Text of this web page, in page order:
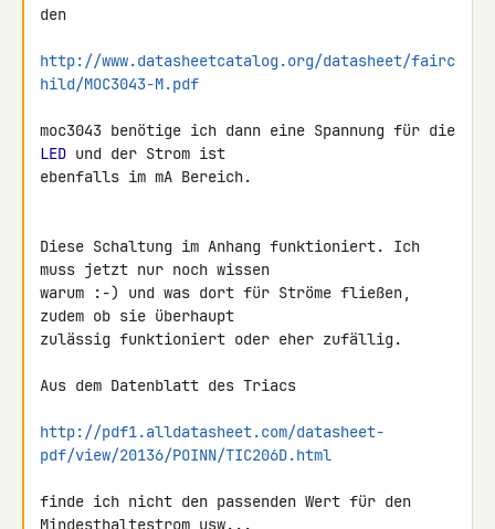
den
http://www.datasheetcatalog.org/datasheet/fairc
hild/MOC3043-M.pdf
LED und der Strom ist
ebenfalls im mA Bereich.
Diese Schaltung im Anhang funktioniert. Ich
muss jetzt nur noch wissen
warum :-) und was dort für Ströme fließen,
zudem ob sie überhaupt
zulässig funktioniert oder eher zufällig.
Aus dem Datenblatt des Triacs
http://pdf1.alldatasheet.com/datasheet-
pdf/view/20136/POINN/TIC206D.html
finde ich nicht den passenden Wert für den
Mindesthaltestrom usw...